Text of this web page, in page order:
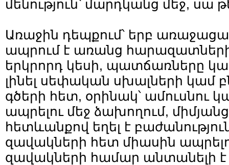
մենություն՝ մարդկանց մեջ, սա
Առաջին դեպքում՝ երբ
ապրում է առանց
երկրորդ կեսի, պատճառները
լինել սեփական սխալների կամ
գծերի հետ, օրինակ՝ ամուսնու
ապրելու մեջ ձախողում,
հետևանքով եղել է
զավակների հետ միասին
զավակների համար անտանելի է